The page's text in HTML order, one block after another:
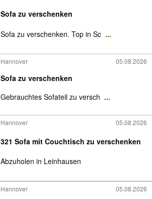
Sofa zu verschenken
Sofa zu verschenken. Top in Sc ...
Hannover 05.08.2026
Sofa zu verschenken
Gebrauchtes Sofateil zu versch ...
Hannover 05.08.2026
321 Sofa mit Couchtisch zu verschenken
Abzuholen in Leinhausen
Hannover 05.08.2026